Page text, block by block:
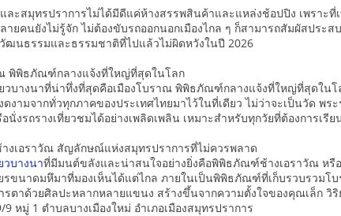
ละสมุทรปราการไม่ได้มีดีแค่ห้างสรรพสินค้าและแหล่งช้อปปิง เพราะ
ายคนยังไม่รู้จัก ไม่ต้องขับรถออกนอกเมืองไกล ๆ ก็สามารถสัมผัสประ
ฒนธรรมและธรรมชาติที่ไปแล้วไม่ผิดหวังในปี 2026
พิพิธภัณฑ์กลางแจ้งที่ใหญ่ที่สุดในโลก
วบางนาที่น่าทึ่งที่สุดคือเมืองโบราณ พิพิธภัณฑ์กลางแจ้งที่ใหญ่ที่สุดใน
ดงามจากทั่วทุกภาคของประเทศไทยมาไว้ในที่เดียว ไม่ว่าจะเป็นวัด
นั่งรถรางเที่ยวชมได้อย่างเพลิดเพลิน เหมาะสำหรับทุกวัยที่ต้องการเ
เอราวัณ สัญลักษณ์แห่งสมุทรปราการที่ไม่ควรพลาด
วบางนาที่มีมนต์ขลังและน่าสนใจอย่างยิ่งคือพิพิธภัณฑ์ช้างเอราวัณ หรื
รขนาดมหึมาที่มองเห็นได้แต่ไกล ภายในเป็นพิพิธภัณฑ์ที่เก็บรวบรวม
รตาด้วยศิลปะหลากหลายแขนง สร้างขึ้นจากความตั้งใจของคุณเล็ก
9 หมู่ 1 ตำบลบางเมืองใหม่ อำเภอเมืองสมุทรปราการ